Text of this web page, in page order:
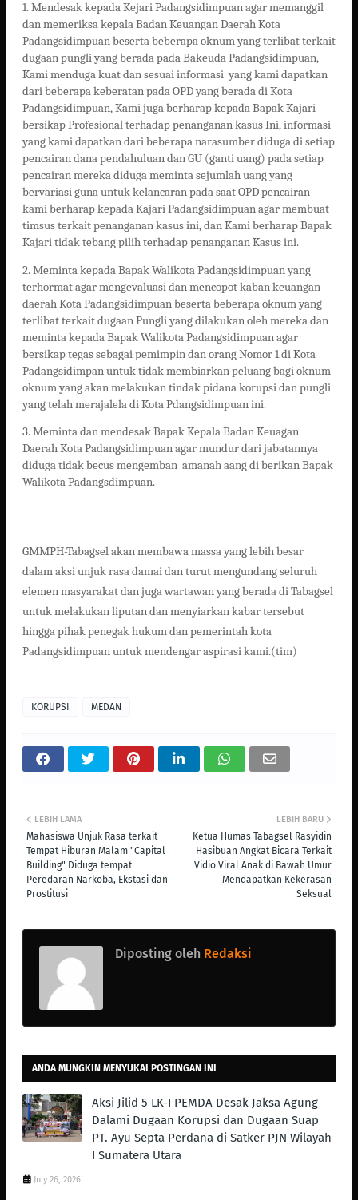
1. Mendesak kepada Kejari Padangsidimpuan agar memanggil
dan memeriksa kepala Badan Keuangan Daerah Kota
Padangsidimpuan beserta beberapa oknum yang terlibat terkait
dugaan pungli yang berada pada Bakeuda Padangsidimpuan,
Kami menduga kuat dan sesuai informasi yang kami dapatkan
dari beberapa keberatan pada OPD yang berada di Kota
Padangsidimpuan, Kami juga berharap kepada Bapak Kajari
bersikap Profesional terhadap penanganan kasus Ini, informasi
yang kami dapatkan dari beberapa narasumber diduga di setiap
pencairan dana pendahuluan dan GU (ganti uang) pada setiap
pencairan mereka diduga meminta sejumlah uang yang
bervariasi guna untuk kelancaran pada saat OPD pencairan
kami berharap kepada Kajari Padangsidimpuan agar membuat
timsus terkait penanganan kasus ini, dan Kami berharap Bapak
Kajari tidak tebang pilih terhadap penanganan Kasus ini.
2. Meminta kepada Bapak Walikota Padangsidimpuan yang
terhormat agar mengevaluasi dan mencopot kaban keuangan
daerah Kota Padangsidimpuan beserta beberapa oknum yang
terlibat terkait dugaan Pungli yang dilakukan oleh mereka dan
meminta kepada Bapak Walikota Padangsidimpuan agar
bersikap tegas sebagai pemimpin dan orang Nomor 1 di Kota
Padangsidimpan untuk tidak membiarkan peluang bagi oknum-
oknum yang akan melakukan tindak pidana korupsi dan pungli
yang telah merajalela di Kota Pdangsidimpuan ini.
3. Meminta dan mendesak Bapak Kepala Badan Keuagan
Daerah Kota Padangsidimpuan agar mundur dari jabatannya
diduga tidak becus mengemban amanah aang di berikan Bapak
Walikota Padangsdimpuan.
GMMPH-Tabagsel akan membawa massa yang lebih besar
dalam aksi unjuk rasa damai dan turut mengundang seluruh
elemen masyarakat dan juga wartawan yang berada di Tabagsel
untuk melakukan liputan dan menyiarkan kabar tersebut
hingga pihak penegak hukum dan pemerintah kota
Padangsidimpuan untuk mendengar aspirasi kami.(tim)
KORUPSI MEDAN
LEBIH BARU
Ketua Humas Tabagsel Rasyidin
Hasibuan Angkat Bicara Terkait
Vidio Viral Anak di Bawah Umur
Mendapatkan Kekerasan
Seksual
LEBIH LAMA
Mahasiswa Unjuk Rasa terkait
Tempat Hiburan Malam "Capital
Building" Diduga tempat
Peredaran Narkoba, Ekstasi dan
Prostitusi
Diposting oleh Redaksi
ANDA MUNGKIN MENYUKAI POSTINGAN INI
Aksi Jilid 5 LK-I PEMDA Desak Jaksa Agung
Dalami Dugaan Korupsi dan Dugaan Suap
PT. Ayu Septa Perdana di Satker PJN Wilayah
I Sumatera Utara
July 26, 2026